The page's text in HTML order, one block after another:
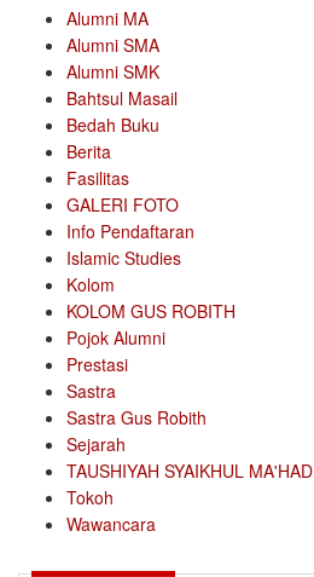
Alumni MA
Alumni SMA
Alumni SMK
Bahtsul Masail
Bedah Buku
Berita
Fasilitas
GALERI FOTO
Info Pendaftaran
Islamic Studies
Kolom
KOLOM GUS ROBITH
Pojok Alumni
Prestasi
Sastra
Sastra Gus Robith
Sejarah
TAUSHIYAH SYAIKHUL MA'HAD
Tokoh
Wawancara